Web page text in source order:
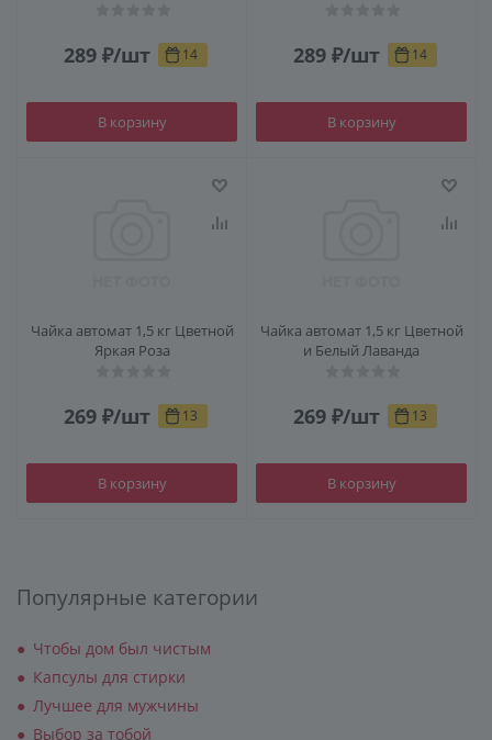
289 ₽/шт 14
В корзину
289 ₽/шт 14
В корзину
Чайка автомат 1,5 кг Цветной
Яркая Роза
269 ₽/шт 13
В корзину
Чайка автомат 1,5 кг Цветной
и Белый Лаванда
269 ₽/шт 13
В корзину
Популярные категории
Чтобы дом был чистым
Капсулы для стирки
Лучшее для мужчины
Выбор за тобой